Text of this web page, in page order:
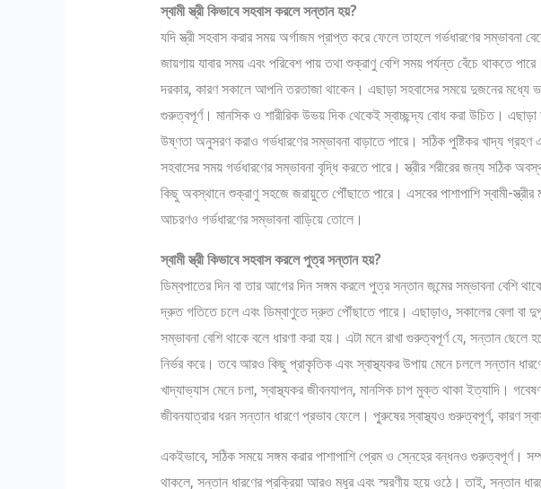
স্বামী স্ত্রী কিভাবে সহবাস করলে সন্তান হয়?
যদি স্ত্রী সহবাস করার সময় অর্গাজম প্রাপ্ত করে ফেলে তাহলে গর্ভধারণের সম্ভাবনা
জায়গায় যাবার সময় এবং পরিবেশ পায় তথা শুক্রাণু বেশি সময় পর্যন্ত বেঁচে থাকতে
দরকার, কারণ সকালে আপনি তরতাজা থাকেন। এছাড়া সহবাসের সময়ে দুজনের মধ্যে
গুরুত্বপূর্ণ। মানসিক ও শারীরিক উভয় দিক থেকেই স্বাচ্ছন্দ্য বোধ করা উচিত। এছাড়া
উষ্ণতা অনুসরণ করাও গর্ভধারণের সম্ভাবনা বাড়াতে পারে। সঠিক পুষ্টিকর খাদ্য
সহবাসের সময় গর্ভধারণের সম্ভাবনা বৃদ্ধি করতে পারে। স্ত্রীর শরীরের জন্য সঠিক
কিছু অবস্থানে শুক্রাণু সহজে জরায়ুতে পৌঁছাতে পারে। এসবের পাশাপাশি স্বামী-
আচরণও গর্ভধারণের সম্ভাবনা বাড়িয়ে তোলে।
স্বামী স্ত্রী কিভাবে সহবাস করলে পুত্র সন্তান হয়?
ডিম্বপাতের দিন বা তার আগের দিন সঙ্গম করলে পুত্র সন্তান জন্মের সম্ভাবনা বেশি
দ্রুত গতিতে চলে এবং ডিম্বাণুতে দ্রুত পৌঁছাতে পারে। এছাড়াও, সকালের বেলা বা
সম্ভাবনা বেশি থাকে বলে ধারণা করা হয়। এটা মনে রাখা গুরুত্বপূর্ণ যে, সন্তান ছেলে
নির্ভর করে। তবে আরও কিছু প্রাকৃতিক এবং স্বাস্থ্যকর উপায় মেনে চললে সন্তান
খাদ্যাভ্যাস মেনে চলা, স্বাস্থ্যকর জীবনযাপন, মানসিক চাপ মুক্ত থাকা ইত্যাদি।
জীবনযাত্রার ধরন সন্তান ধারণে প্রভাব ফেলে। পু্রুষের স্বাস্থ্যও গুরুত্বপূর্ণ, কারণ
একইভাবে, সঠিক সময়ে সঙ্গম করার পাশাপাশি প্রেম ও স্নেহের বন্ধনও গুরুত্বপূর্ণ।
থাকলে, সন্তান ধারণের প্রক্রিয়া আরও মধুর এবং স্মরণীয় হয়ে ওঠে। তাই, সন্তান